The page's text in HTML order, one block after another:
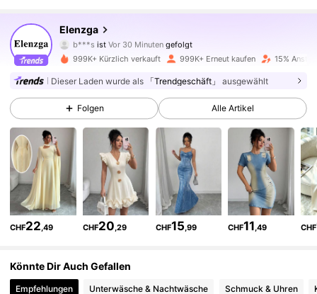
Elenzga
b***sist
j***l
ist am Durchsuchen
4,77
3M Follower
4,77 3M Follower
4,77 3M Follower
4,77 3M Follower
999K+ Kürzlich verkauft 999K+ Erneut kaufen 15%
Dieser Laden wurde als 「Trendgeschäft」 ausgewählt
Folgen Alle Artikel
CHF22 ,49 CHF20 ,29 CHF15 ,99 CHF11 ,49 CHF
Könnte Dir Auch Gefallen
Empfehlungen Unterwäsche & Nachtwäsche Schmuck & Uhren